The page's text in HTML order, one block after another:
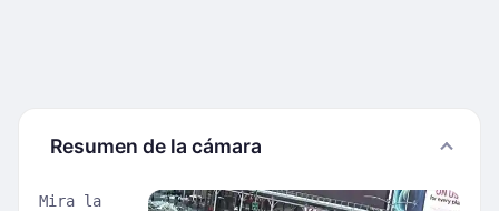
Resumen de la cámara
Mira la